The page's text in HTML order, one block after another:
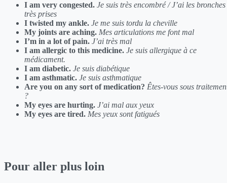
I am very congested. Je suis très encombré / J’ai les bronches
très prises
I twisted my ankle. Je me suis tordu la cheville
My joints are aching. Mes articulations me font mal
I’m in a lot of pain. J’ai très mal
I am allergic to this medicine. Je suis allergique à ce
médicament.
I am diabetic. Je suis diabétique
I am asthmatic. Je suis asthmatique
Are you on any sort of medication? Êtes-vous sous
?
My eyes are hurting. J’ai mal aux yeux
My eyes are tired. Mes yeux sont fatigués
Pour aller plus loin